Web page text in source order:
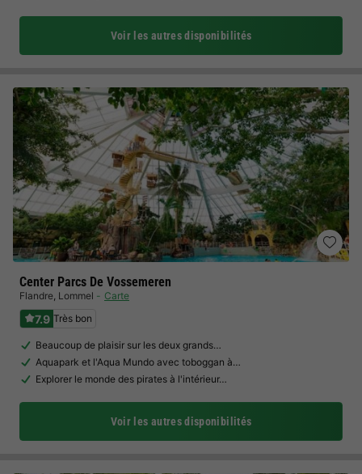
Voir les autres disponibilités
Center Parcs De Vossemeren
Flandre, Lommel Carte
7.9 Très bon
Beaucoup de plaisir sur les deux grands…
Aquapark et l'Aqua Mundo avec toboggan à…
Explorer le monde des pirates à l'intérieur…
Voir les autres disponibilités